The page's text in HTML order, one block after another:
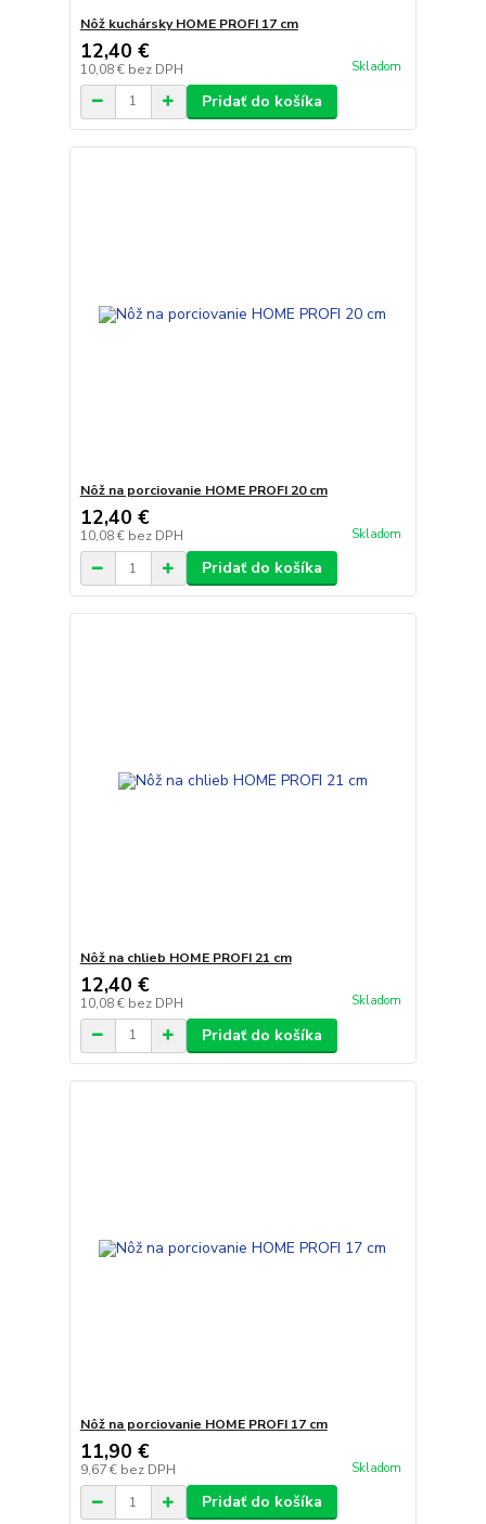
Nôž kuchársky HOME PROFI 17 cm
12,40 €
10,08 € bez DPH Skladom
Pridať do košíka
Nôž na porciovanie HOME PROFI 20 cm
12,40 €
10,08 € bez DPH Skladom
Pridať do košíka
Nôž na chlieb HOME PROFI 21 cm
12,40 €
10,08 € bez DPH Skladom
Pridať do košíka
Nôž na porciovanie HOME PROFI 17 cm
11,90 €
9,67 € bez DPH Skladom
Pridať do košíka